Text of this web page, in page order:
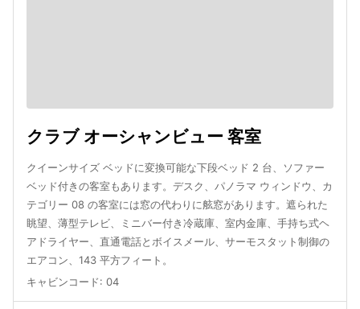
クラブ オーシャンビュー 客室
クイーンサイズ ベッドに変換可能な下段ベッド 2 台、ソファー
ベッド付きの客室もあります。デスク、パノラマ ウィンドウ、カ
テゴリー 08 の客室には窓の代わりに舷窓があります。遮られた
眺望、薄型テレビ、ミニバー付き冷蔵庫、室内金庫、手持ち式ヘ
アドライヤー、直通電話とボイスメール、サーモスタット制御の
エアコン、143 平方フィート。
キャビンコード: 04